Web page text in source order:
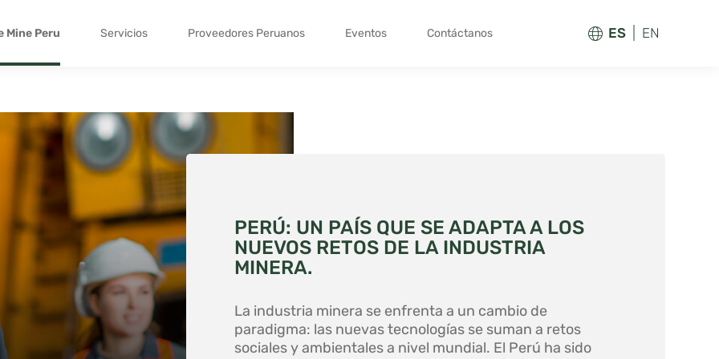
Mine Peru Servicios Proveedores Peruanos Eventos Contáctanos ES EN
PERÚ: UN PAÍS QUE SE ADAPTA A LOS
NUEVOS RETOS DE LA INDUSTRIA
MINERA.
La industria minera se enfrenta a un cambio de
paradigma: las nuevas tecnologías se suman a retos
sociales y ambientales a nivel mundial. El Perú ha sido